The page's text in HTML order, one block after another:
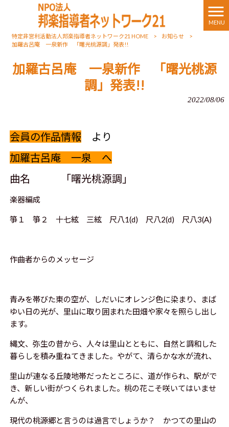
MENU
特定非営利活動法人邦楽指導者ネットワーク21 HOME > お知らせ
>
加羅古呂庵 一泉新作 「曙光桃源調」発表!!
加羅古呂庵 一泉新作 「曙光桃源
調」発表!!
2022/08/06
会員の作品情報 より
加羅古呂庵 一泉 へ
曲名 「曙光桃源調 」
楽器編成
箏１ 箏２ 十七絃 三絃 尺八1(d) 尺八2(d) 尺八3(A)
作曲者からのメッセージ
青みを帯びた東の空が、しだいにオレンジ色に染まり、まば
ゆい日の光が、里山に取り囲まれた田畑や家々を照らし出し
ます。
縄文、弥生の昔から、人々は里山とともに、自然と調和した
暮らしを積み重ねてきました。やがて、清らかな水が流れ、
里山が連なる丘陵地帯だったところに、道が作られ、駅がで
き、新しい街がつくられました。桃の花こそ咲いてはいませ
んが、
現代の桃源郷と言うのは過言でしょうか？ かつての里山の